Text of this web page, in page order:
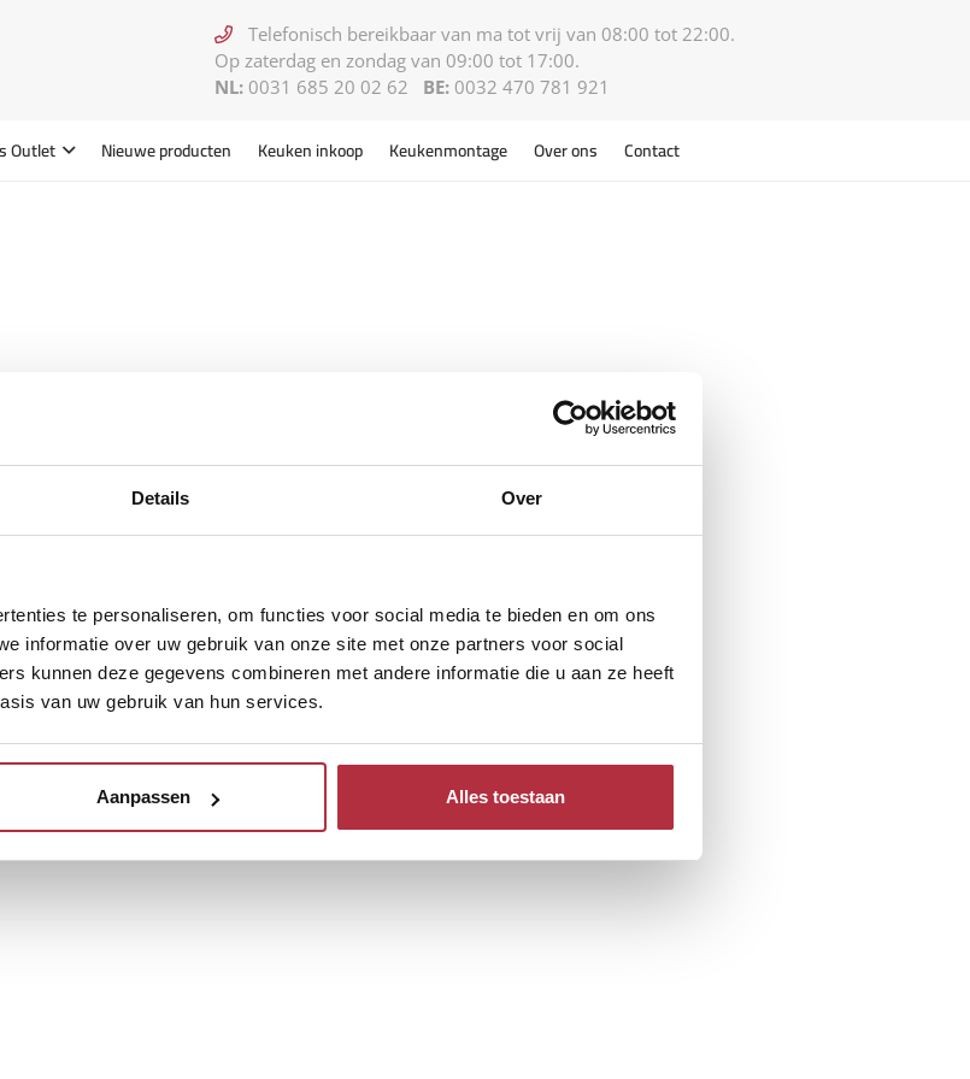
Details Over
te personaliseren, om functies voor social media te bieden en om ons
informatie over uw gebruik van onze site met onze partners voor social
kunnen deze gegevens combineren met andere informatie die u aan ze heeft
van uw gebruik van hun services.
Aanpassen Alles toestaan
Telefonisch bereikbaar van ma tot vrij van 08:00 tot 22:00.
Op zaterdag en zondag van 09:00 tot 17:00.
NL: 0031 685 20 02 62 BE: 0032 470 781 921
Outlet Nieuwe producten Keuken inkoop Keukenmontage Over ons Contact